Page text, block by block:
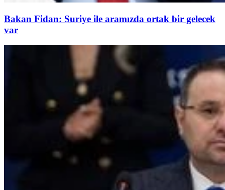
Bakan Fidan: Suriye ile aramızda ortak bir gelecek
var